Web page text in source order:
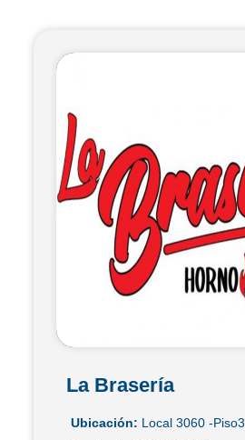
La Brasería
Ubicación: Local 3060 -Piso3